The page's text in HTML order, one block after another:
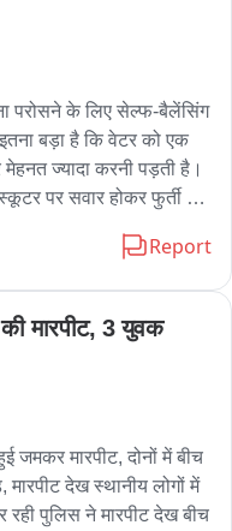
परोसने के लिए सेल्फ-बैलेंसिंग
बड़ा है कि वेटर को एक
ज्यादा करनी पड़ती है।
पर सवार होकर फुर्ती से
अनुभव को और खास बना
Report
की मारपीट, 3 युवक
जमकर मारपीट, दोनों में बीच
देख स्थानीय लोगों में
रही पुलिस ने मारपीट देख बीच